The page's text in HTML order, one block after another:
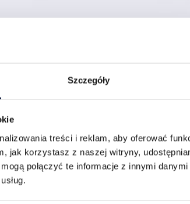
Szczegóły
treści i reklam, aby oferować
jak korzystasz z naszej witryny,
połączyć te informacje z innymi